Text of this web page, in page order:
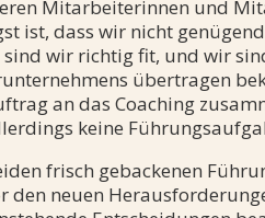
Mitarbeiterinnen und
ist, dass wir nicht
wir richtig fit, und wir
übertragen
an das Coaching
keine
frisch gebackenen
den neuen